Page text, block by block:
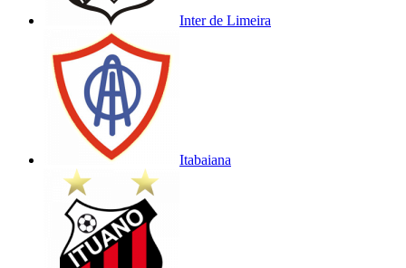
Inter de Limeira
Itabaiana